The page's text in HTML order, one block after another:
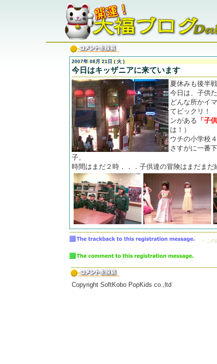
2007年 08月 21日 ( 火 )
今日はキッザニアに来ています
夏休みも後半
今日は、子供
どんな所かイ
てビックリ！
ンがある
「子
は！）
ウチの小学校
さすがに一番
子。
時間はまだ２時．．．子供達の冒険はまだま
-- この
Copyright SoftKobo PopKids co.,ltd